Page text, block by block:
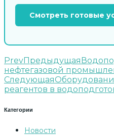
Смотреть готовые
PrevПредыдущая
нефтегазовой
Следующая
реагентов в
Категории
Новости